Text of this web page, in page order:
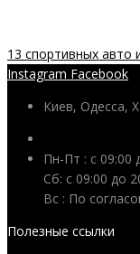
13 спортивных авто
Instagram Facebook
Киев, Одесса,
Пн-Пт : с 09:00
Сб: c 09:00 до
Вс : По
Полезные ссылки